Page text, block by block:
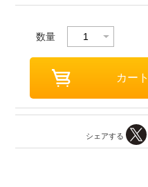
数量
シェアする